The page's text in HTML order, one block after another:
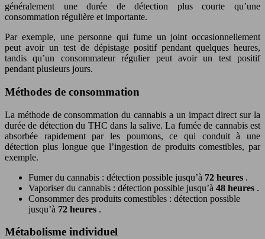
généralement une durée de détection plus courte qu’une
consommation régulière et importante.
Par exemple, une personne qui fume un joint occasionnellement
peut avoir un test de dépistage positif pendant quelques heures,
tandis qu’un consommateur régulier peut avoir un test positif
pendant plusieurs jours.
Méthodes de consommation
La méthode de consommation du cannabis a un impact direct sur la
durée de détection du THC dans la salive. La fumée de cannabis est
absorbée rapidement par les poumons, ce qui conduit à une
détection plus longue que l’ingestion de produits comestibles, par
exemple.
Fumer du cannabis : détection possible jusqu’à 72 heures .
Vaporiser du cannabis : détection possible jusqu’à 48 heures .
Consommer des produits comestibles : détection possible
jusqu’à 72 heures .
Métabolisme individuel